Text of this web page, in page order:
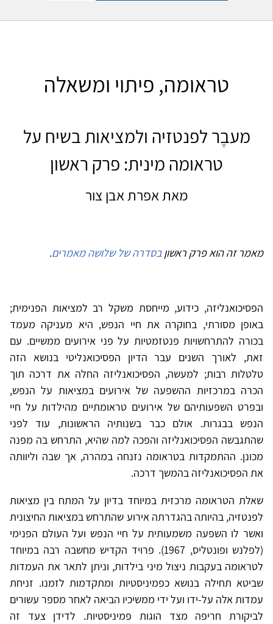
טראומה, פיתוי ומשאלה
מעבֶר לפנטזיה ולמציאות בשיח על
טראומה מינית: פרק ראשון
מאת אפרת אבן צור
מאמר זה הוא פרק ראשוןבסדרה של שלושה מאמרים.
הפסיכואנליזה, כידוע, מייחסת משקל רב למציאות הפנימית;
באופן מסורתי, בחוקרה את חיי הנפש, היא מעניקה מעמד
בכורה להתרחשויות פנטזמטיות על פני אירועים ממשיים. עם
זאת, לאורך השנים עבר הדיון הפסיכואנליטי בנושא הזה
טלטלות רבות; למעשה, הפסיכואנליזה החלה את דרכה תוך
הכרה במרכזיות ההשפעה של אירועים במציאות על הנפש,
ובפרט השפעותיהם של אירועים טראומתיים מהילדות על חיי
הנפש בבגרות. אולם כבר בשנותיה הראשונות, עוד לפני
שהתגבשה הפסיכואנליזה והפכה למה שהיא, התרחש בה מפנה
מכונן. ההתמקדות בטראומה נזנחה במהרה, אך שבה וליוותה
את הפסיכואנליזה בהמשך דרכה.
שאלת הטראומה מרכזית במיוחד בדיון על המתח בין מציאות
לפנטזיה, בהיותה בהגדרתה אירוע שהתרחש במציאות החיצונית
ואשר לו השפעה משמעותית על חיי הנפש ועל העולם הפנימי
(לפלנש ופונטליס, 1967). פרויד הקדיש מחשבה רבה במיוחד
לטראומה בעקבות ניצול מיני בילדות, וניתן לתאר את העמדות
שביטא תחילה בנושא כפמיניסטיות ומתקדמות לזמנו. זניחת
עמדות אלה על-ידו ועל ידי ממשיכיו הביאה לאחר מספר עשורים
לביקורת חריפה מצד הוגות פמיניסטיות. לדידן צעד זה